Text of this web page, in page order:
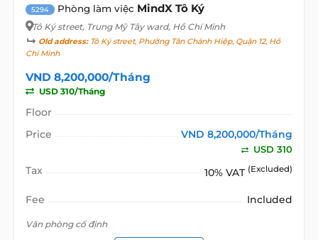
5294 Phòng làm việc MindX Tô Ký
Tô Ký street, Trung Mỹ Tây ward, Hồ Chí Minh
Old address:Tô Ký street, Phường Tân Chánh Hiệp, Quận 12, Hồ
Chí Minh
VND 8,200,000/Tháng
USD 310/Tháng
Floor
Price
VND 8,200,000/Tháng
USD 310
Tax 10% VAT (Excluded)
Fee Included
Văn phòng cố định